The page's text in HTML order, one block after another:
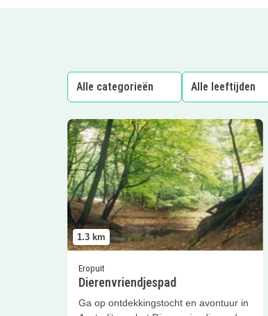
1.3 km
Eropuit
Dierenvriendjespad
Ga op ontdekkingstocht en avontuur in
Lees meer Dierenvriendjespad